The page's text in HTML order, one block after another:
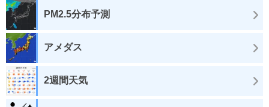
PM2.5分布予測
アメダス
2週間天気